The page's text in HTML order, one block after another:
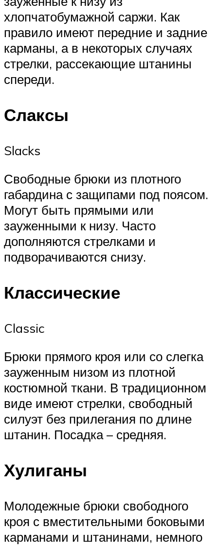
хлопчатобумажной саржи. Как
правило имеют передние и задние
карманы, а в некоторых случаях
стрелки, рассекающие штанины
спереди.
Слаксы
Slacks
Свободные брюки из плотного
габардина с защипами под поясом.
Могут быть прямыми или
зауженными к низу. Часто
дополняются стрелками и
подворачиваются снизу.
Классические
Classic
Брюки прямого кроя или со слегка
зауженным низом из плотной
костюмной ткани. В традиционном
виде имеют стрелки, свободный
силуэт без прилегания по длине
штанин. Посадка – средняя.
Хулиганы
Молодежные брюки свободного
кроя с вместительными боковыми
карманами и штанинами, немного